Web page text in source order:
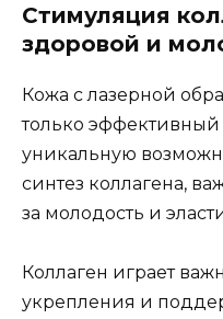
Стимуляция
здоровой и
Кожа с лазерной
только эффективный
уникальную
синтез коллагена,
за молодость и
Коллаген играет
укрепления и